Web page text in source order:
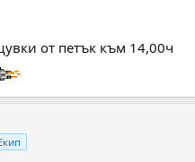
от петък към 14,00ч